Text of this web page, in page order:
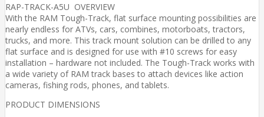
RAP-TRACK-A5U OVERVIEW
With the RAM Tough-Track, flat surface mounting possibilities are
nearly endless for ATVs, cars, combines, motorboats, tractors,
trucks, and more. This track mount solution can be drilled to any
flat surface and is designed for use with #10 screws for easy
installation – hardware not included. The Tough-Track works with
a wide variety of RAM track bases to attach devices like action
cameras, fishing rods, phones, and tablets.
PRODUCT DIMENSIONS